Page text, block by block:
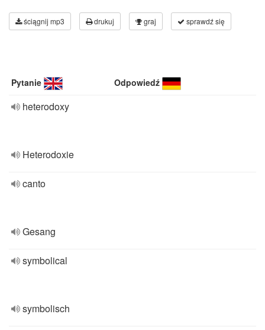
ściągnij mp3 drukuj graj sprawdź się
Pytanie Odpowiedź
heterodoxy
Heterodoxie
canto
Gesang
symbolical
symbolisch